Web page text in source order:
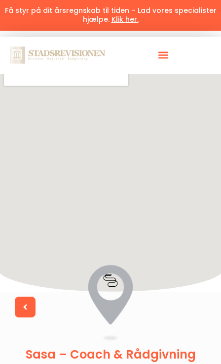
Få styr på dit årsregnskab til tiden – Lad vores specialister
hjælpe. Klik her.
Sasa – Coach & Rådgivning